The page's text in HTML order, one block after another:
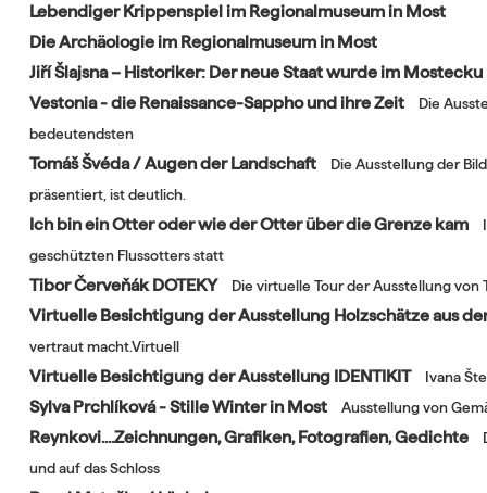
Lebendiger Krippenspiel im Regionalmuseum in Most
Die Archäologie im Regionalmuseum in Most
Jiří Šlajsna – Historiker: Der neue Staat wurde im
Vestonia - die Renaissance-Sappho und ihre Zeit
Die
bedeutendsten
Tomáš Švéda / Augen der Landschaft
Die Ausstellung der
präsentiert, ist deutlich.
Ich bin ein Otter oder wie der Otter über die Grenze kam
geschützten Flussotters statt
Tibor Červeňák DOTEKY Die virtuelle Tour der Ausstellung
Virtuelle Besichtigung der Ausstellung Holzschätze aus
vertraut macht.Virtuell
Virtuelle Besichtigung der Ausstellung IDENTIKIT Ivana
Sylva Prchlíková - Stille Winter in Most Ausstellung von
Reynkovi....Zeichnungen, Grafiken, Fotografien, Gedichte
und auf das Schloss